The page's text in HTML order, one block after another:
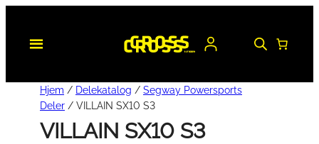
innhold
Hjem / Delekatalog / Segway Powersports
Deler / VILLAIN SX10 S3
VILLAIN SX10 S3